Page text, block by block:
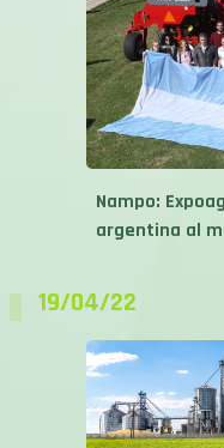
Nampo:
argentina al
19/04/22